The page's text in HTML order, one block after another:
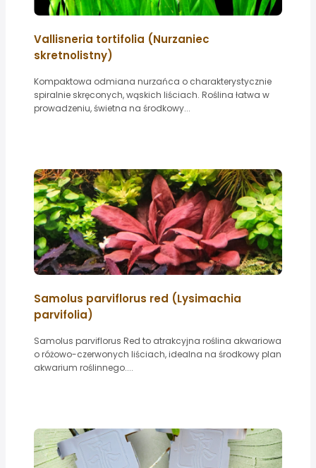
Vallisneria tortifolia (Nurzaniec
skretnolistny)
Kompaktowa odmiana nurzańca o charakterystycznie
spiralnie skręconych, wąskich liściach. Roślina łatwa w
prowadzeniu, świetna na środkowy...
Samolus parviflorus red (Lysimachia
parvifolia)
Samolus parviflorus Red to atrakcyjna roślina akwariowa
o różowo-czerwonych liściach, idealna na środkowy plan
akwarium roślinnego....